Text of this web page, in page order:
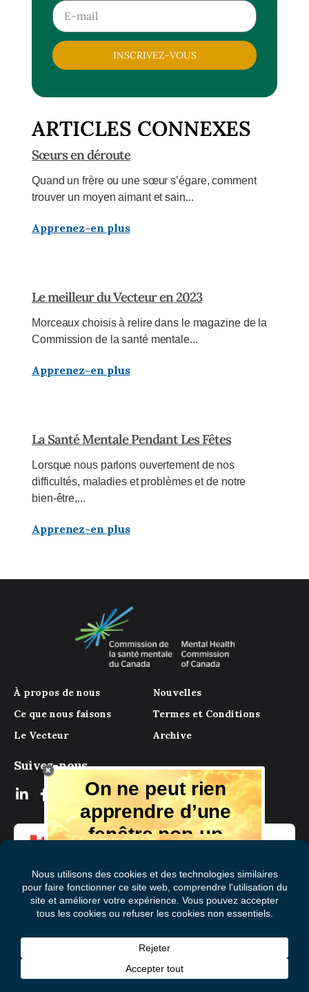
INSCRIVEZ-VOUS
ARTICLES CONNEXES
Sœurs en déroute
Quand un frère ou une sœur s’égare, comment
trouver un moyen aimant et sain...
Apprenez-en plus
Le meilleur du Vecteur en 2023
Morceaux choisis à relire dans le magazine de la
Commission de la santé mentale...
Apprenez-en plus
La Santé Mentale Pendant Les Fêtes
Lorsque nous parlons ouvertement de nos
difficultés, maladies et problèmes et de notre
bien-être,...
Apprenez-en plus
À propos de nous
Ce que nous faisons
Le Vecteur
Nouvelles
Termes et Conditions
Archive
Suivez-nous
© 2026 Mental Health Commission of Canada
On ne peut rien
apprendre d’une
fenêtre pop-up
et de ceux qui ont vécu l'expérience.
Recevez chaque mois des conseils et
des idées dans votre boîte aux lettres
électronique gratuitement!
S'abonner à Le Vecteur
(Nécessaire)
Nom